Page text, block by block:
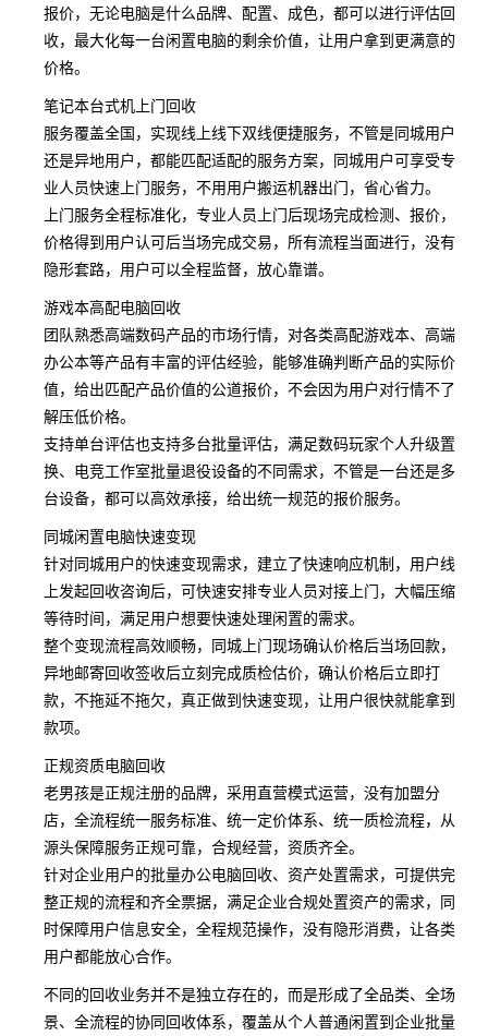
报价，无论电脑是什么品牌、配置、成色，都可以进行评估回
收，最大化每一台闲置电脑的剩余价值，让用户拿到更满意的
价格。
笔记本台式机上门回收
服务覆盖全国，实现线上线下双线便捷服务，不管是同城用户
还是异地用户，都能匹配适配的服务方案，同城用户可享受专
业人员快速上门服务，不用用户搬运机器出门，省心省力。
上门服务全程标准化，专业人员上门后现场完成检测、报价，
价格得到用户认可后当场完成交易，所有流程当面进行，没有
隐形套路，用户可以全程监督，放心靠谱。
游戏本高配电脑回收
团队熟悉高端数码产品的市场行情，对各类高配游戏本、高端
办公本等产品有丰富的评估经验，能够准确判断产品的实际价
值，给出匹配产品价值的公道报价，不会因为用户对行情不了
解压低价格。
支持单台评估也支持多台批量评估，满足数码玩家个人升级置
换、电竞工作室批量退役设备的不同需求，不管是一台还是多
台设备，都可以高效承接，给出统一规范的报价服务。
同城闲置电脑快速变现
针对同城用户的快速变现需求，建立了快速响应机制，用户线
上发起回收咨询后，可快速安排专业人员对接上门，大幅压缩
等待时间，满足用户想要快速处理闲置的需求。
整个变现流程高效顺畅，同城上门现场确认价格后当场回款，
异地邮寄回收签收后立刻完成质检估价，确认价格后立即打
款，不拖延不拖欠，真正做到快速变现，让用户很快就能拿到
款项。
正规资质电脑回收
老男孩是正规注册的品牌，采用直营模式运营，没有加盟分
店，全流程统一服务标准、统一定价体系、统一质检流程，从
源头保障服务正规可靠，合规经营，资质齐全。
针对企业用户的批量办公电脑回收、资产处置需求，可提供完
整正规的流程和齐全票据，满足企业合规处置资产的需求，同
时保障用户信息安全，全程规范操作，没有隐形消费，让各类
用户都能放心合作。
不同的回收业务并不是独立存在的，而是形成了全品类、全场
景、全流程的协同回收体系，覆盖从个人普通闲置到企业批量